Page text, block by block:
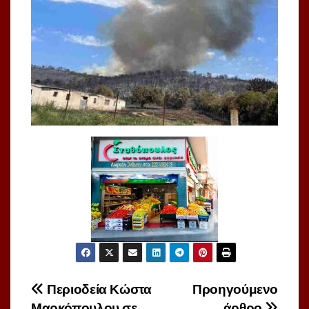
Πλοήγηση
Προηγούμενο
Περιοδεία Κώστα